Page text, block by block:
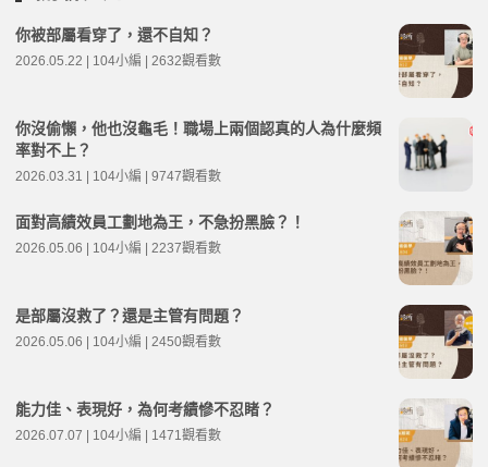
你被部屬看穿了，還不自知？
2026.05.22 | 104小編 | 2632觀看數
你沒偷懶，他也沒龜毛！職場上兩個認真的人為什麼頻
率對不上？
2026.03.31 | 104小編 | 9747觀看數
面對高績效員工劃地為王，不急扮黑臉？！
2026.05.06 | 104小編 | 2237觀看數
是部屬沒救了？還是主管有問題？
2026.05.06 | 104小編 | 2450觀看數
能力佳、表現好，為何考績慘不忍睹？
2026.07.07 | 104小編 | 1471觀看數